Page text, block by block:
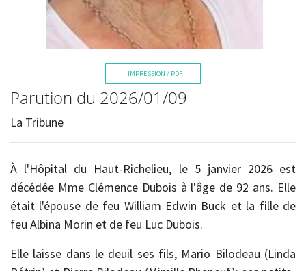
RECHERCHER
IMPRESSION / PDF
Parution du 2026/01/09
La Tribune
À l'Hôpital du Haut-Richelieu, le 5 janvier 2026 est
décédée Mme Clémence Dubois à l'âge de 92 ans. Elle
était l'épouse de feu William Edwin Buck et la fille de
feu Albina Morin et de feu Luc Dubois.
Elle laisse dans le deuil ses fils, Mario Bilodeau (Linda